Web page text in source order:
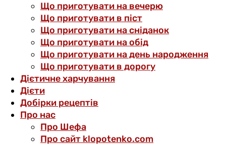
Що приготувати на вечерю
Що приготувати в піст
Що приготувати на сніданок
Що приготувати на обід
Що приготувати на день народження
Що приготувати в дорогу
Дієтичне харчування
Дієти
Добірки рецептів
Про нас
Про Шефа
Про сайт klopotenko.com